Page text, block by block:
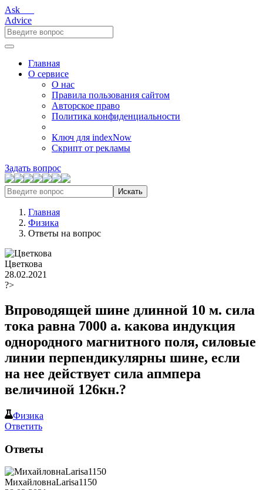
Ask___
Advice
Главная
О сервисе
О нас
Правила пользования сайтом
Авторское право
Политика конфиденциальности
Ключ для indexNow
Скрипт от рекламы
Задать вопрос
Искать
Главная
Физика
Ответы на вопрос
Цветкова
28.02.2021
?>
Впроводящей шине длинной 10 м. сила
тока равна 7000 а. какова индукция
однородного магнитного поля, силовые
линии перпендикулярны шине, если
на нее действует сила апмпера
величиной 126кн.?
Физика
Ответить
Ответы
МихайловнаLarisa1150